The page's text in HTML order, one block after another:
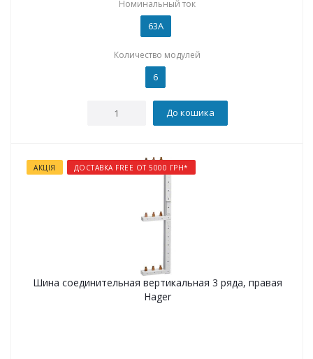
Номинальный ток
63А
Количество модулей
6
До кошика
АКЦІЯ ДОСТАВКА FREE ОТ 5000 ГРН*
Шина соединительная вертикальная 3 ряда, правая
Hager